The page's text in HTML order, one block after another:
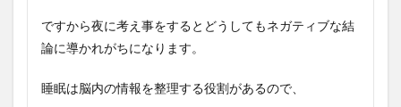
ですから夜に考え事をするとどうしてもネガティブな結
論に導かれがちになります。
睡眠は脳内の情報を整理する役割があるので、